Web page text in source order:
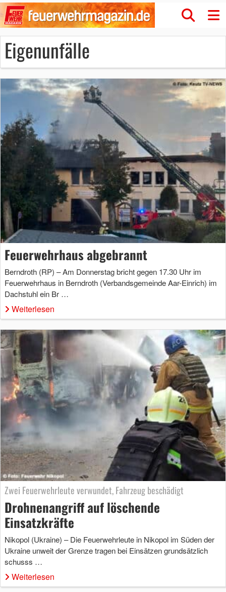
Eigenunfälle
Feuerwehrhaus abgebrannt
Berndroth (RP) – Am Donnerstag bricht gegen 17.30 Uhr im
Feuerwehrhaus in Berndroth (Verbandsgemeinde Aar-Einrich) im
Dachstuhl ein Br …
Weiterlesen
Zwei Feuerwehrleute verwundet, Fahrzeug beschädigt
Drohnenangriff auf löschende
Einsatzkräfte
Nikopol (Ukraine) – Die Feuerwehrleute in Nikopol im Süden der
Ukraine unweit der Grenze tragen bei Einsätzen grundsätzlich
schusss …
Weiterlesen